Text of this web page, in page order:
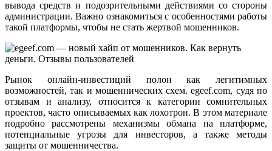
вывода средств и подозрительными действиями со стороны
администрации. Важно ознакомиться с особенностями работы
такой платформы, чтобы не стать жертвой мошенников.
Рынок онлайн-инвестиций полон как легитимных
возможностей, так и мошеннических схем. egeef.com, судя по
отзывам и анализу, относится к категории сомнительных
проектов, часто описываемых как лохотрон. В этом материале
подробно рассмотрены механизмы обмана на платформе,
потенциальные угрозы для инвесторов, а также методы
защиты от мошенничества.